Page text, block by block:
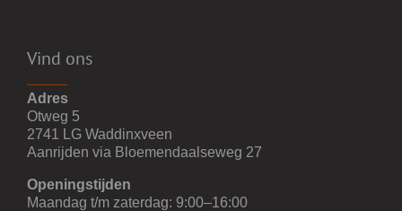
Vind ons
Adres
Otweg 5
2741 LG Waddinxveen
Aanrijden via Bloemendaalseweg 27
Openingstijden
Maandag t/m zaterdag: 9:00–16:00